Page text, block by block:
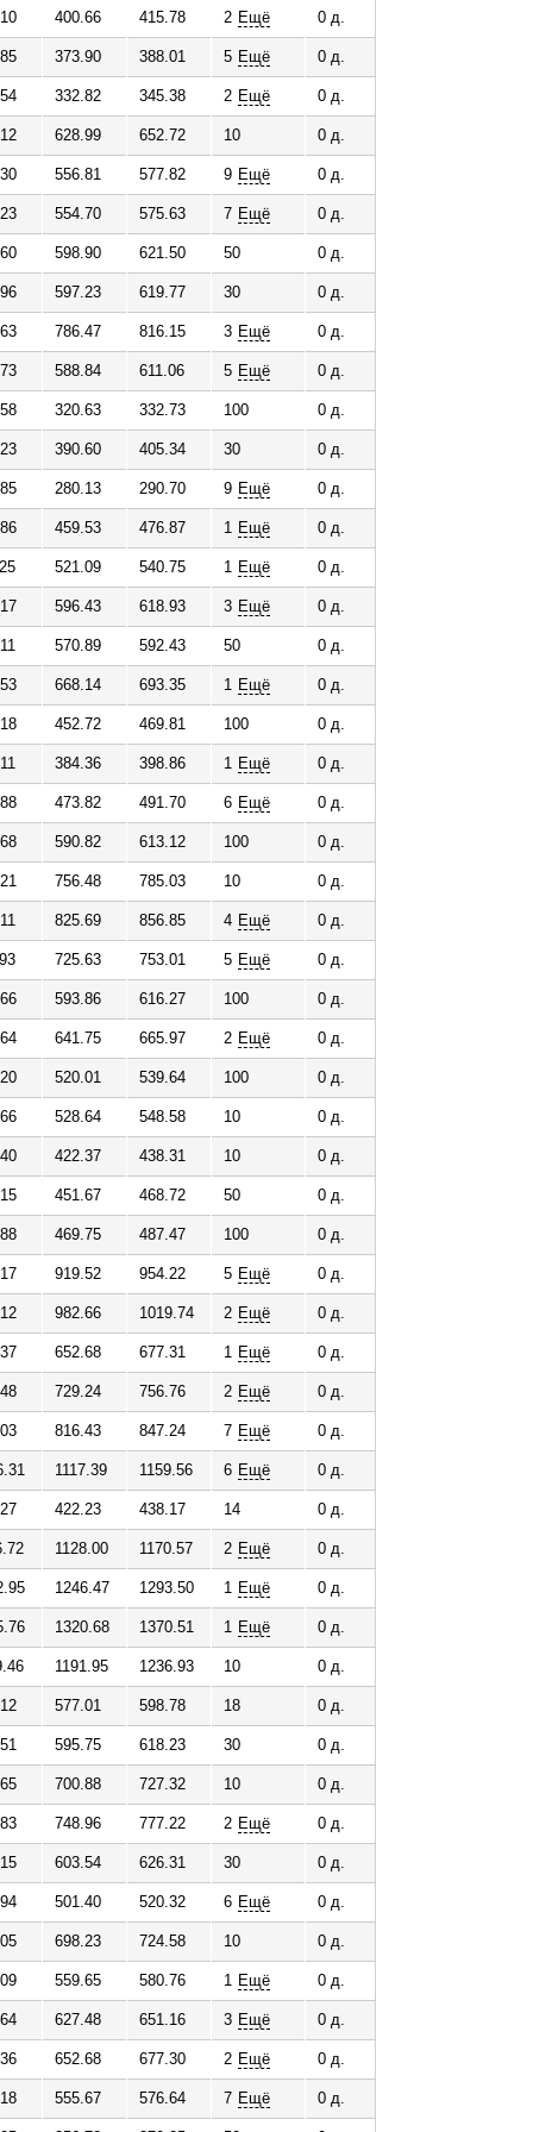
о
г
о
в
400.66 415.78 2 Ещё 0 д.
373.90 388.01 5 Ещё 0 д.
332.82 345.38 2 Ещё 0 д.
628.99 652.72 10 0 д.
556.81 577.82 9 Ещё 0 д.
554.70 575.63 7 Ещё 0 д.
598.90 621.50 50 0 д.
597.23 619.77 30 0 д.
786.47 816.15 3 Ещё 0 д.
588.84 611.06 5 Ещё 0 д.
320.63 332.73 100 0 д.
390.60 405.34 30 0 д.
280.13 290.70 9 Ещё 0 д.
459.53 476.87 1 Ещё 0 д.
521.09 540.75 1 Ещё 0 д.
596.43 618.93 3 Ещё 0 д.
570.89 592.43 50 0 д.
668.14 693.35 1 Ещё 0 д.
452.72 469.81 100 0 д.
384.36 398.86 1 Ещё 0 д.
473.82 491.70 6 Ещё 0 д.
590.82 613.12 100 0 д.
756.48 785.03 10 0 д.
825.69 856.85 4 Ещё 0 д.
725.63 753.01 5 Ещё 0 д.
593.86 616.27 100 0 д.
641.75 665.97 2 Ещё 0 д.
520.01 539.64 100 0 д.
528.64 548.58 10 0 д.
422.37 438.31 10 0 д.
451.67 468.72 50 0 д.
469.75 487.47 100 0 д.
919.52 954.22 5 Ещё 0 д.
982.66 1019.74 2 Ещё 0 д.
652.68 677.31 1 Ещё 0 д.
729.24 756.76 2 Ещё 0 д.
816.43 847.24 7 Ещё 0 д.
1117.39 1159.56 6 Ещё 0 д.
422.23 438.17 14 0 д.
1128.00 1170.57 2 Ещё 0 д.
1246.47 1293.50 1 Ещё 0 д.
1320.68 1370.51 1 Ещё 0 д.
1191.95 1236.93 10 0 д.
577.01 598.78 18 0 д.
595.75 618.23 30 0 д.
700.88 727.32 10 0 д.
748.96 777.22 2 Ещё 0 д.
603.54 626.31 30 0 д.
501.40 520.32 6 Ещё 0 д.
698.23 724.58 10 0 д.
559.65 580.76 1 Ещё 0 д.
627.48 651.16 3 Ещё 0 д.
652.68 677.30 2 Ещё 0 д.
555.67 576.64 7 Ещё 0 д.